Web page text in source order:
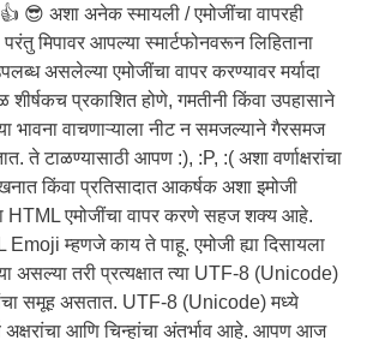
😎 अशा अनेक स्मायली / एमोजींचा वापरही
मिपावर आपल्या स्मार्टफोनवरून लिहिताना
असलेल्या एमोजींचा वापर करण्यावर मर्यादा
प्रकाशित होणे, गमतीनी किंवा उपहासाने
भावना वाचणाऱ्याला नीट न समजल्याने गैरसमज
ते टाळण्यासाठी आपण :), :P, :( अशा वर्णाक्षरांचा
किंवा प्रतिसादात आकर्षक अशा इमोजी
HTML एमोजींचा वापर करणे सहज शक्य आहे.
म्हणजे काय ते पाहू. एमोजी ह्या दिसायला
असल्या तरी प्रत्यक्षात त्या UTF-8 (Unicode)
समूह असतात. UTF-8 (Unicode) मध्ये
अक्षरांचा आणि चिन्हांचा अंतर्भाव आहे. आपण आज